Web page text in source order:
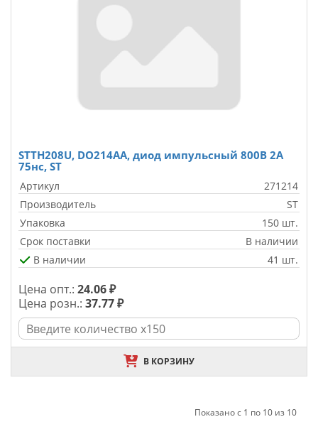
STTH208U, DO214AA, диод импульсный 800В 2А
75нс, ST
Артикул
271214
Производитель
ST
Упаковка
150 шт.
Срок поставки
В наличии
В наличии
41 шт.
Цена опт.: 24.06 ₽
Цена розн.: 37.77 ₽
В КОРЗИНУ
Показано с 1 по 10 из 10